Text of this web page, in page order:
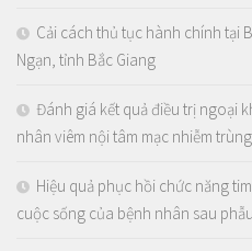
Cải cách thủ tục hành chính tại
Ngạn, tỉnh Bắc Giang
Đánh giá kết quả điều trị ngoại
nhân viêm nội tâm mạc nhiễm trùng
Hiệu quả phục hồi chức năng
cuộc sống của bệnh nhân sau